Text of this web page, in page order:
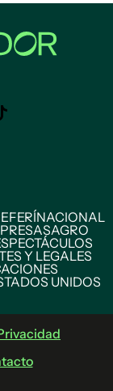
NACIONAL
AGRO
Y LEGALES
UNIDOS